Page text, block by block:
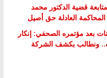
قضية الدكتور محمد
العادلة حق أصيل
بعد مؤتمره الصحفي: إنكار
ونطالب بكشف الشركة